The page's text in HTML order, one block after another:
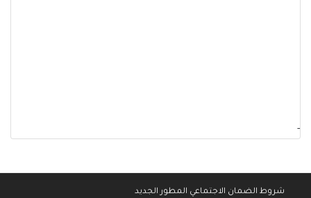
-
شروط الضمان الاجتماعي المطور الجديد